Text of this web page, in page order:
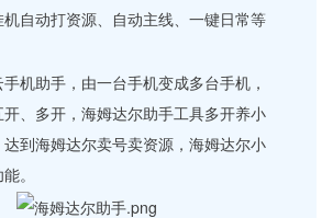
自动打资源、自动主线、一键日常等
机助手，由一台手机变成多台手机，
、多开，海姆达尔助手工具多开养小
到海姆达尔卖号卖资源，海姆达尔小
。